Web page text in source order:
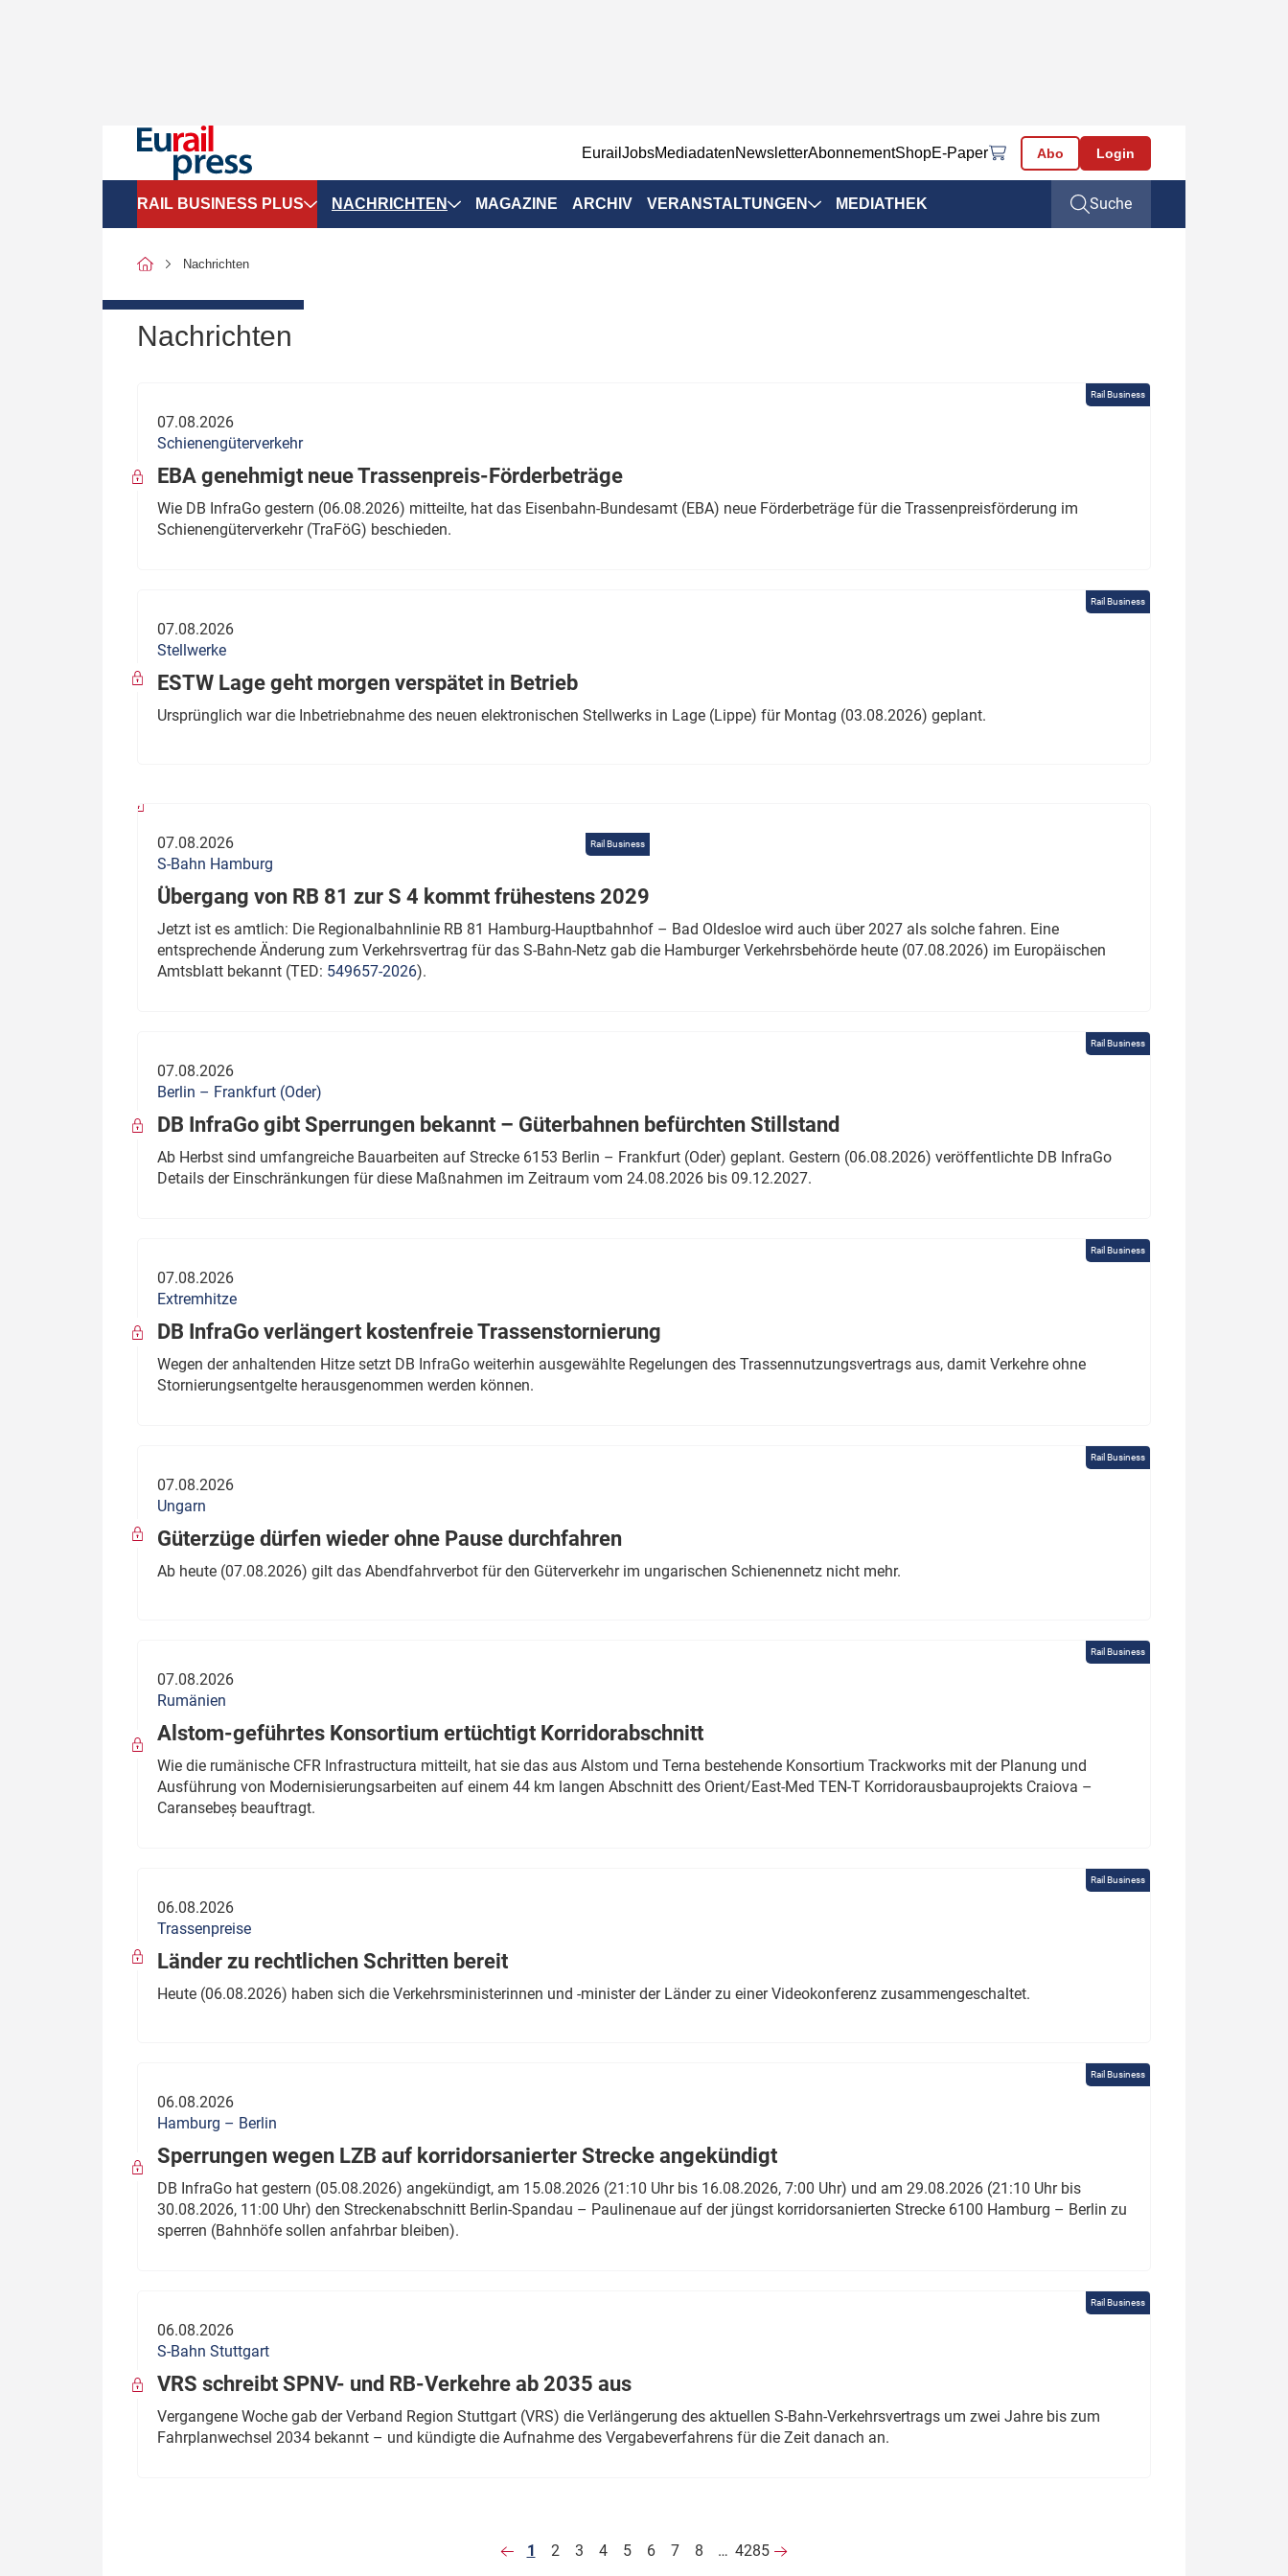
EurailJobsMediadatenNewsletterAbonnementShopE-Paper Abo Login
RAIL BUSINESS PLUS
SPNV-Marktdaten
Politik
Verbände: Wer spricht für
wen?
Thema des Monats
Dossier: Generalsanierung
Dossier: ETCS
NACHRICHTEN
Infrastruktur & Ausrüstung
ÖPNV
MAGAZINE ARCHIV VERANSTALTUNGEN MEDIATHEK Suche
Nachrichten
Nachrichten
Rail Business
07.08.2026
Schienengüterverkehr
EBA genehmigt neue Trassenpreis-Förderbeträge
Wie DB InfraGo gestern (06.08.2026) mitteilte, hat das Eisenbahn-Bundesamt (EBA) neue Förderbeträge für die Trassenpreisförderung im
Schienengüterverkehr (TraFöG) beschieden.
Rail Business
07.08.2026
Stellwerke
ESTW Lage geht morgen verspätet in Betrieb
Ursprünglich war die Inbetriebnahme des neuen elektronischen Stellwerks in Lage (Lippe) für Montag (03.08.2026) geplant.
Rail Business
07.08.2026
S-Bahn Hamburg
Übergang von RB 81 zur S 4 kommt frühestens 2029
Jetzt ist es amtlich: Die Regionalbahnlinie RB 81 Hamburg-Hauptbahnhof – Bad Oldesloe wird auch über 2027 als solche fahren. Eine
entsprechende Änderung zum Verkehrsvertrag für das S-Bahn-Netz gab die Hamburger Verkehrsbehörde heute (07.08.2026) im Europäischen
Amtsblatt bekannt (TED: 549657-2026).
Rail Business
07.08.2026
Berlin – Frankfurt (Oder)
DB InfraGo gibt Sperrungen bekannt – Güterbahnen befürchten Stillstand
Ab Herbst sind umfangreiche Bauarbeiten auf Strecke 6153 Berlin – Frankfurt (Oder) geplant. Gestern (06.08.2026) veröffentlichte DB InfraGo
Details der Einschränkungen für diese Maßnahmen im Zeitraum vom 24.08.2026 bis 09.12.2027.
Rail Business
07.08.2026
Extremhitze
DB InfraGo verlängert kostenfreie Trassenstornierung
Wegen der anhaltenden Hitze setzt DB InfraGo weiterhin ausgewählte Regelungen des Trassennutzungsvertrags aus, damit Verkehre ohne
Stornierungsentgelte herausgenommen werden können.
Rail Business
07.08.2026
Ungarn
Güterzüge dürfen wieder ohne Pause durchfahren
Ab heute (07.08.2026) gilt das Abendfahrverbot für den Güterverkehr im ungarischen Schienennetz nicht mehr.
Rail Business
07.08.2026
Rumänien
Alstom-geführtes Konsortium ertüchtigt Korridorabschnitt
Wie die rumänische CFR Infrastructura mitteilt, hat sie das aus Alstom und Terna bestehende Konsortium Trackworks mit der Planung und
Ausführung von Modernisierungsarbeiten auf einem 44 km langen Abschnitt des Orient/East-Med TEN-T Korridorausbauprojekts Craiova –
Caransebeș beauftragt.
Rail Business
06.08.2026
Trassenpreise
Länder zu rechtlichen Schritten bereit
Heute (06.08.2026) haben sich die Verkehrsministerinnen und -minister der Länder zu einer Videokonferenz zusammengeschaltet.
Rail Business
06.08.2026
Hamburg – Berlin
Sperrungen wegen LZB auf korridorsanierter Strecke angekündigt
DB InfraGo hat gestern (05.08.2026) angekündigt, am 15.08.2026 (21:10 Uhr bis 16.08.2026, 7:00 Uhr) und am 29.08.2026 (21:10 Uhr bis
30.08.2026, 11:00 Uhr) den Streckenabschnitt Berlin-Spandau – Paulinenaue auf der jüngst korridorsanierten Strecke 6100 Hamburg – Berlin zu
sperren (Bahnhöfe sollen anfahrbar bleiben).
Rail Business
06.08.2026
S-Bahn Stuttgart
VRS schreibt SPNV- und RB-Verkehre ab 2035 aus
Vergangene Woche gab der Verband Region Stuttgart (VRS) die Verlängerung des aktuellen S-Bahn-Verkehrsvertrags um zwei Jahre bis zum
Fahrplanwechsel 2034 bekannt – und kündigte die Aufnahme des Vergabeverfahrens für die Zeit danach an.
1 2 3 4 5 6 7 8 … 4285